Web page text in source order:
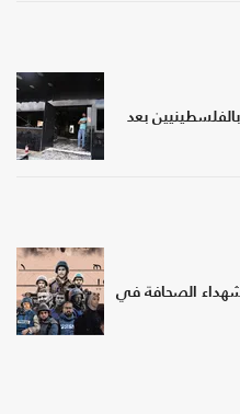
بعد
شهداء الصحافة في